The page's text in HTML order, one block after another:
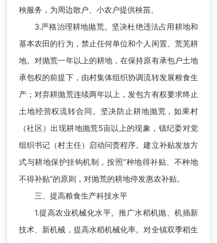
秧服务，为周边散户、小农户提供秧苗。
3.严格治理耕地抛荒。坚决杜绝违法占用耕地和
基本农田的行为，禁止任何单位和个人闲置、荒芜耕
地。对抛荒一年以上的耕地，在保持原有承包户土地
承包权的前提下，由村集体组织协调流转发展粮食生
产；对弃耕抛荒连续两年以上，发包方有权要求终止
土地经营权流转合同。坚决防止耕地抛荒，如果村
（社区）出现耕地抛荒5亩以上的现象，镇纪委对党
组织书记（村主任）启动问责程序。建立补贴发放方
式与耕地保护挂钩机制，按照“种地得补贴、不种地
不得补贴”的原则，对抛荒的耕地停发惠农补贴。
三、提高粮食生产科技水平
1.提高农业机械化水平。推广水稻机抛、机插新
技术、新机械，提高水稻机械化率。对全镇双季稻生